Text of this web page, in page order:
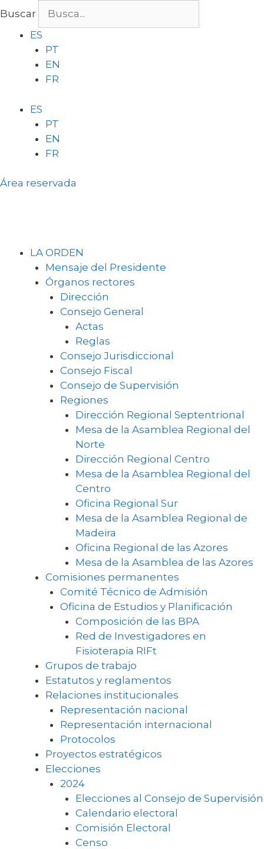
contenido
Buscar
ES
PT
EN
FR
ES
PT
EN
FR
Área reservada
LA ORDEN
Mensaje del Presidente
Órganos rectores
Dirección
Consejo General
Actas
Reglas
Consejo Jurisdiccional
Consejo Fiscal
Consejo de Supervisión
Regiones
Dirección Regional Septentrional
Mesa de la Asamblea Regional del
Norte
Dirección Regional Centro
Mesa de la Asamblea Regional del
Centro
Oficina Regional Sur
Mesa de la Asamblea Regional de
Madeira
Oficina Regional de las Azores
Mesa de la Asamblea de las Azores
Comisiones permanentes
Comité Técnico de Admisión
Oficina de Estudios y Planificación
Composición de las BPA
Red de Investigadores en
Fisioterapia RIFt
Grupos de trabajo
Estatutos y reglamentos
Relaciones institucionales
Representación nacional
Representación internacional
Protocolos
Proyectos estratégicos
Elecciones
2024
Elecciones al Consejo de Supervisión
Calendario electoral
Comisión Electoral
Censo